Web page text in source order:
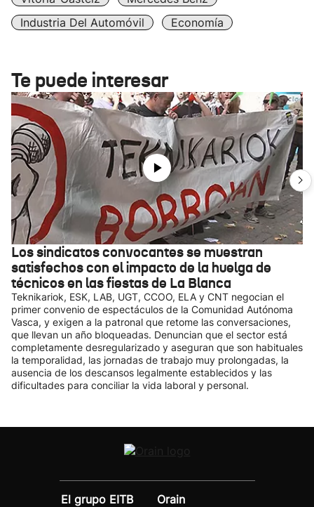
Industria Del Automóvil
Economía
Te puede interesar
Los sindicatos convocantes se muestran
satisfechos con el impacto de la huelga de
técnicos en las fiestas de La Blanca
Teknikariok, ESK, LAB, UGT, CCOO, ELA y CNT negocian el
primer convenio de espectáculos de la Comunidad Autónoma
Vasca, y exigen a la patronal que retome las conversaciones,
que llevan un año bloqueadas. Denuncian que el sector está
completamente desregularizado y aseguran que son habituales
la temporalidad, las jornadas de trabajo muy prolongadas, la
ausencia de los descansos legalmente establecidos y las
dificultades para conciliar la vida laboral y personal.
El grupo EITB
Orain